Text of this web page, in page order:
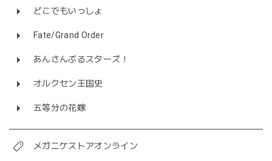
どこでもいっしょ
Fate/Grand Order
あんさんぶるスターズ！
オルクセン王国史
五等分の花嫁
メガニケストアオンライン